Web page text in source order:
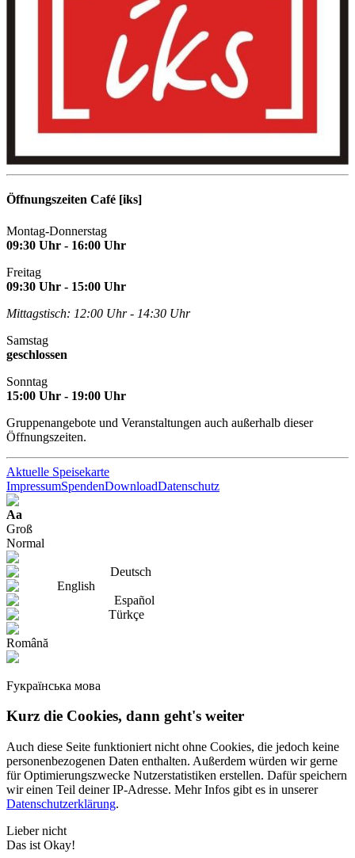
Öffnungszeiten Café [iks]
Montag-Donnerstag
09:30 Uhr - 16:00 Uhr
Freitag
09:30 Uhr - 15:00 Uhr
Mittagstisch: 12:00 Uhr - 14:30 Uhr
Samstag
geschlossen
Sonntag
15:00 Uhr - 19:00 Uhr
Gruppenangebote und Veranstaltungen auch außerhalb dieser
Öffnungszeiten.
Aktuelle Speisekarte
ImpressumSpendenDownloadDatenschutz
Aa
Groß
Normal
Deutsch
English
Español
Türkçe
Română
Fукраїнська мова
Kurz die Cookies, dann geht's weiter
Auch diese Seite funktioniert nicht ohne Cookies, die jedoch keine
personenbezogenen Daten enthalten. Außerdem würden wir gerne
für Optimierungszwecke Nutzerstatistiken erstellen. Dafür speichern
wir einen Teil deiner IP-Adresse. Mehr Infos gibt es in unserer
Datenschutzerklärung.
Lieber nicht
Das ist Okay!